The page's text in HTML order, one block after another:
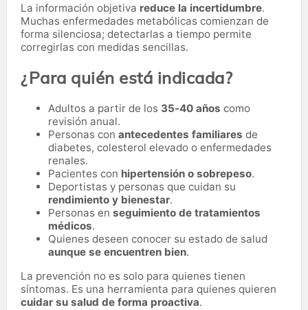
La información objetiva reduce la incertidumbre.
Muchas enfermedades metabólicas comienzan de
forma silenciosa; detectarlas a tiempo permite
corregirlas con medidas sencillas.
¿Para quién está indicada?
Adultos a partir de los 35-40 años como
revisión anual.
Personas con antecedentes familiares de
diabetes, colesterol elevado o enfermedades
renales.
Pacientes con hipertensión o sobrepeso.
Deportistas y personas que cuidan su
rendimiento y bienestar.
Personas en seguimiento de tratamientos
médicos.
Quienes deseen conocer su estado de salud
aunque se encuentren bien.
La prevención no es solo para quienes tienen
síntomas. Es una herramienta para quienes quieren
cuidar su salud de forma proactiva.